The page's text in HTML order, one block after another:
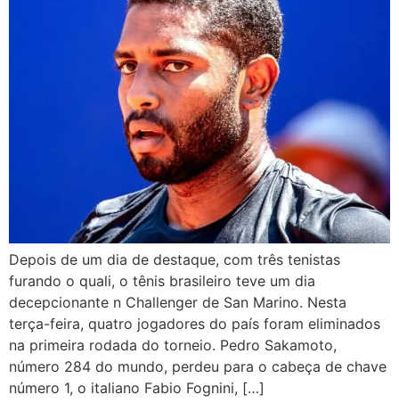
Depois de um dia de destaque, com três tenistas
furando o quali, o tênis brasileiro teve um dia
decepcionante n Challenger de San Marino. Nesta
terça-feira, quatro jogadores do país foram eliminados
na primeira rodada do torneio. Pedro Sakamoto,
número 284 do mundo, perdeu para o cabeça de chave
número 1, o italiano Fabio Fognini, […]